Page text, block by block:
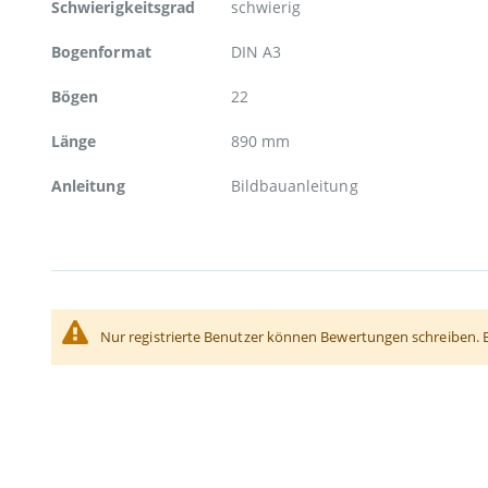
Schwierigkeitsgrad schwierig
Bogenformat DIN A3
Bögen 22
Länge 890 mm
Anleitung Bildbauanleitung
Nur registrierte Benutzer können Bewertungen schreiben.